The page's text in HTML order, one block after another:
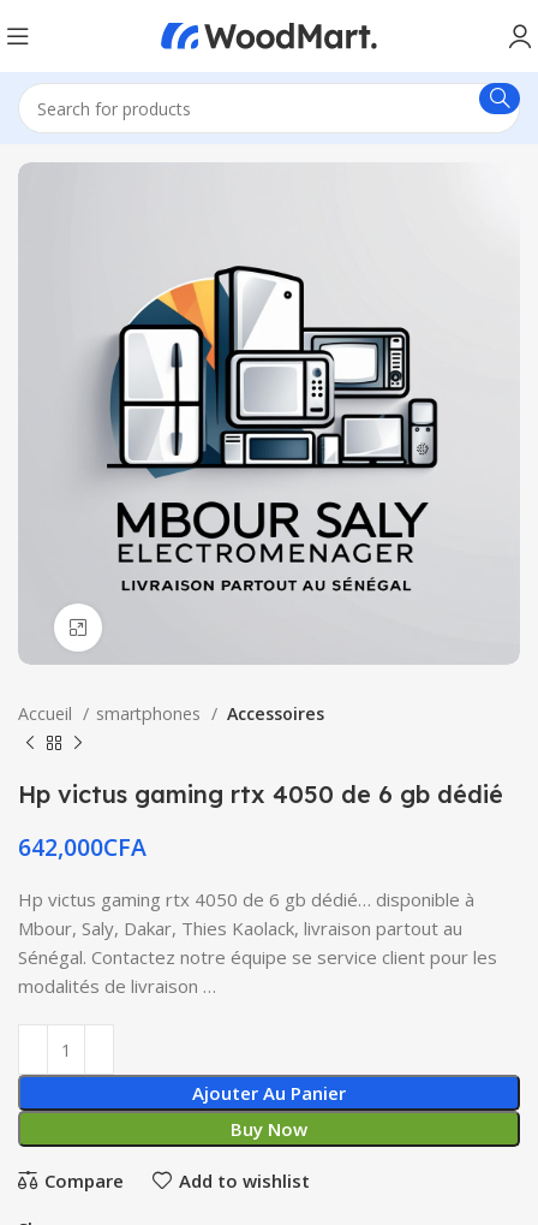
Accueil smartphones Accessoires
Hp victus gaming rtx 4050 de 6 gb dédié
642,000CFA
Hp victus gaming rtx 4050 de 6 gb dédié… disponible à
Mbour, Saly, Dakar, Thies Kaolack, livraison partout au
Sénégal. Contactez notre équipe se service client pour les
modalités de livraison …
Ajouter Au Panier
Buy Now
Compare Add to wishlist